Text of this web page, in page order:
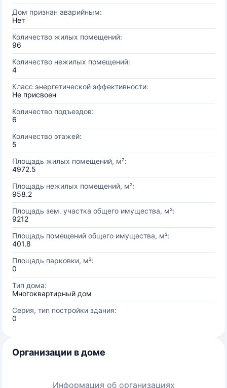
Дом признан аварийным:
Нет
Количество жилых помещений:
96
Количество нежилых помещений:
4
Класс энергетической эффективности:
Не присвоен
Количество подъездов:
6
Количество этажей:
5
Площадь жилых помещений, м²:
4972.5
Площадь нежилых помещений, м²:
958.2
Площадь зем. участка общего имущества, м²:
9212
Площадь помещений общего имущества, м²:
401.8
Площадь парковки, м²:
0
Тип дома:
Многоквартирный дом
Серия, тип постройки здания:
0
Организации в доме
Информация об организациях